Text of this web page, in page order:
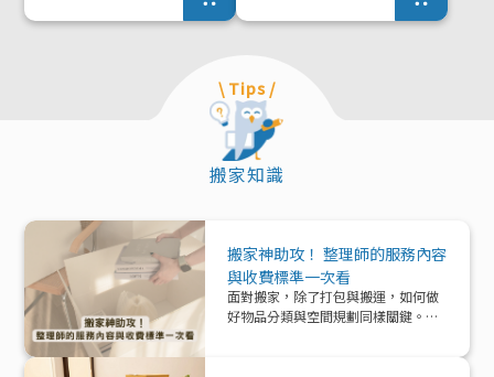
\ Tips /
搬家知識
搬家神助攻！ 整理師的服務內容
與收費標準一次看
面對搬家，除了打包與搬運，如何做
好物品分類與空間規劃同樣關鍵。本